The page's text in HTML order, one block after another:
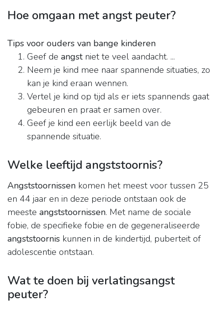
Hoe omgaan met angst peuter?
Tips voor ouders van bange kinderen
Geef de angstniet te veel aandacht. ...
Neem je kind mee naar spannende situaties, zo
kan je kind eraan wennen.
Vertel je kind op tijd als er iets spannends gaat
gebeuren en praat er samen over.
Geef je kind een eerlijk beeld van de
spannende situatie.
Welke leeftijd angststoornis?
Angststoornissen komen het meest voor tussen 25
en 44 jaar en in deze periode ontstaan ook de
meeste angststoornissen. Met name de sociale
fobie, de specifieke fobie en de gegeneraliseerde
angststoornis kunnen in de kindertijd, puberteit of
adolescentie ontstaan.
Wat te doen bij verlatingsangst
peuter?